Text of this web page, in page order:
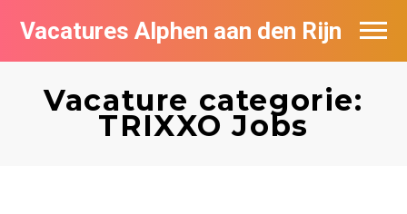
Vacatures Alphen aan den Rijn
Vacature categorie:
TRIXXO Jobs
Vacatures per bedrijf in Alphen aan den
Rijn
De populairste vacatures in Alphen aan